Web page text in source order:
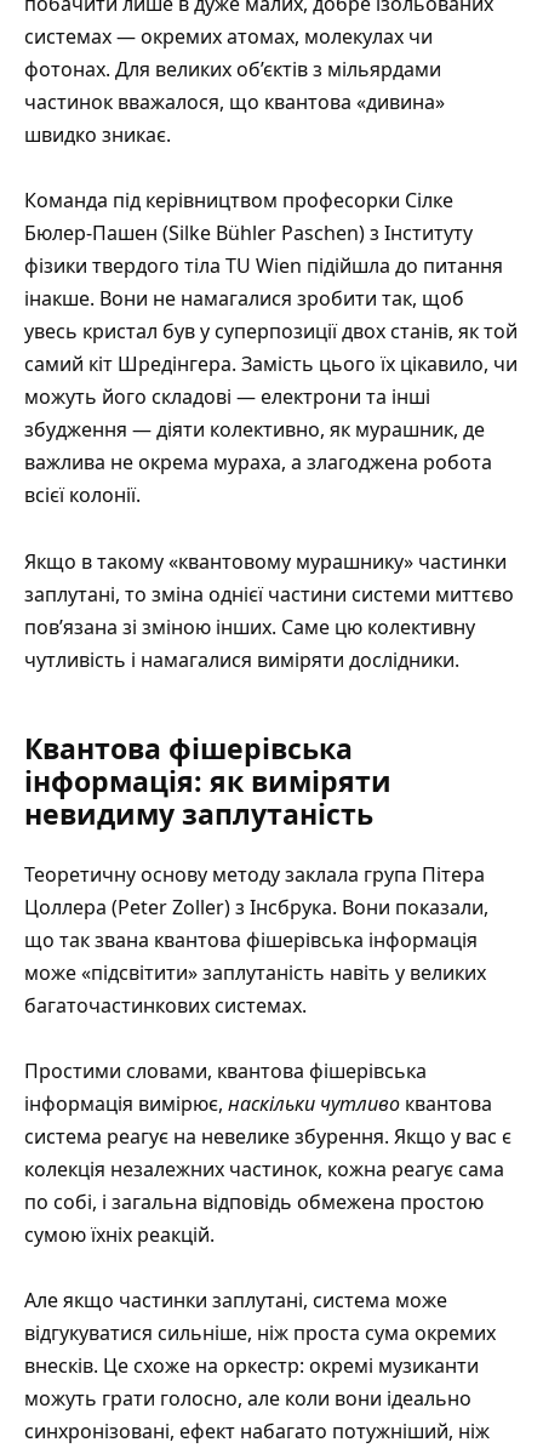
системах — окремих атомах, молекулах чи
фотонах. Для великих об’єктів з мільярдами
частинок вважалося, що квантова «дивина»
швидко зникає.
Команда під керівництвом професорки Сілке
Бюлер-Пашен (Silke Bühler Paschen) з Інституту
фізики твердого тіла TU Wien підійшла до питання
інакше. Вони не намагалися зробити так, щоб
увесь кристал був у суперпозиції двох станів, як той
самий кіт Шредінгера. Замість цього їх цікавило, чи
можуть його складові — електрони та інші
збудження — діяти колективно, як мурашник, де
важлива не окрема мураха, а злагоджена робота
всієї колонії.
Якщо в такому «квантовому мурашнику» частинки
заплутані, то зміна однієї частини системи миттєво
пов’язана зі зміною інших. Саме цю колективну
чутливість і намагалися виміряти дослідники.
Квантова фішерівська
інформація: як виміряти
невидиму заплутаність
Теоретичну основу методу заклала група Пітера
Цоллера (Peter Zoller) з Інсбрука. Вони показали,
що так звана квантова фішерівська інформація
може «підсвітити» заплутаність навіть у великих
багаточастинкових системах.
Простими словами, квантова фішерівська
інформація вимірює, наскільки чутливо квантова
система реагує на невелике збурення. Якщо у вас є
колекція незалежних частинок, кожна реагує сама
по собі, і загальна відповідь обмежена простою
сумою їхніх реакцій.
Але якщо частинки заплутані, система може
відгукуватися сильніше, ніж проста сума окремих
внесків. Це схоже на оркестр: окремі музиканти
можуть грати голосно, але коли вони ідеально
синхронізовані, ефект набагато потужніший, ніж